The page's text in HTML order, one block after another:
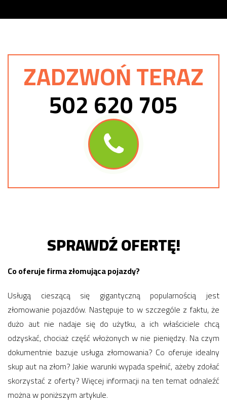
ZADZWOŃ TERAZ
502 620 705
SPRAWDŹ OFERTĘ!
Co oferuje firma złomująca pojazdy?
Usługą cieszącą się gigantyczną popularnością jest
złomowanie pojazdów. Następuje to w szczególe z faktu, że
dużo aut nie nadaje się do użytku, a ich właściciele chcą
odzyskać, chociaż część włożonych w nie pieniędzy. Na czym
dokumentnie bazuje usługa złomowania? Co oferuje idealny
skup aut na złom? Jakie warunki wypada spełnić, ażeby zdołać
skorzystać z oferty? Więcej informacji na ten temat odnaleźć
można w poniższym artykule.